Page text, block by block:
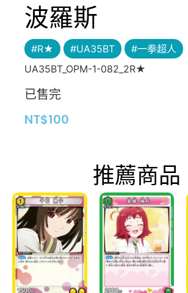
波羅斯
#R★ #UA35BT
#一拳超人
UA35BT_OPM-1-082_2R★
已售完
NT$100
推薦商品